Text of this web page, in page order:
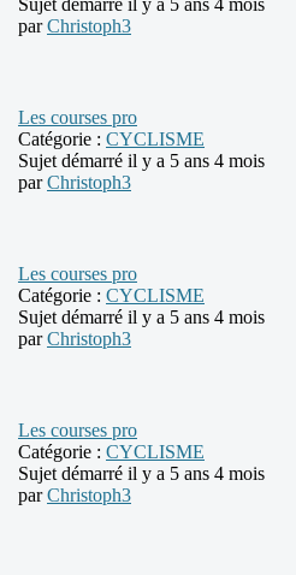
Sujet démarré il y a 5 ans 4 mois
parChristoph3
Les courses pro
Catégorie : CYCLISME
Sujet démarré il y a 5 ans 4 mois
parChristoph3
Les courses pro
Catégorie : CYCLISME
Sujet démarré il y a 5 ans 4 mois
parChristoph3
Les courses pro
Catégorie : CYCLISME
Sujet démarré il y a 5 ans 4 mois
parChristoph3